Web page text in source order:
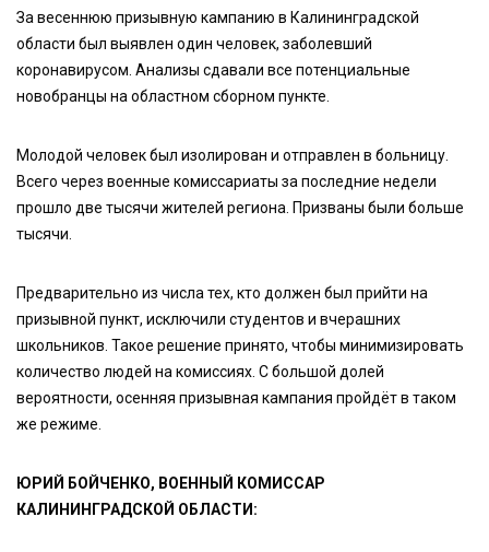
За весеннюю призывную кампанию в Калининградской
области был выявлен один человек, заболевший
коронавирусом. Анализы сдавали все потенциальные
новобранцы на областном сборном пункте.
Молодой человек был изолирован и отправлен в больницу.
Всего через военные комиссариаты за последние недели
прошло две тысячи жителей региона. Призваны были больше
тысячи.
Предварительно из числа тех, кто должен был прийти на
призывной пункт, исключили студентов и вчерашних
школьников. Такое решение принято, чтобы минимизировать
количество людей на комиссиях. С большой долей
вероятности, осенняя призывная кампания пройдёт в таком
же режиме.
ЮРИЙ БОЙЧЕНКО, ВОЕННЫЙ КОМИССАР
КАЛИНИНГРАДСКОЙ ОБЛАСТИ: